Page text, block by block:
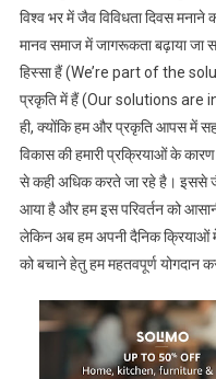
विश्व भर में जैव विविधता दिवस मनाने
मानव समाज में जागरूकता बढ़ाया जा
हिस्सा हैं (We’re part of the
प्रकृति में हैं (Our solutions are in
ही, क्योंकि हम और प्रकृति आपस में
विकास की हमारी प्रक्रियाओं के
से कही अधिक करते जा रहे है। इससे
आया है और हम इस परिवर्तन को
लेकिन अब हम अपनी दैनिक क्रियाओं
को बचाने हेतु हम महतवपूर्ण योगदान